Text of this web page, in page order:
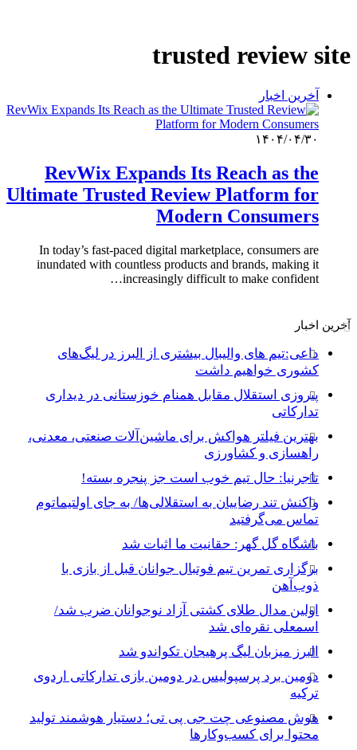
trusted review site
آخرین اخبار
۱۴۰۴/۰۴/۳۰
RevWix Expands Its Reach as the
Ultimate Trusted Review Platform for
Modern Consumers
In today’s fast-paced digital marketplace, consumers are
inundated with countless products and brands, making it
increasingly difficult to make confident…
آخرین اخبار
داعی:تیم های والیبال بیشتری از البرز در لیگ‌های
کشوری خواهیم داشت
پیروزی استقلال مقابل همنام خوزستانی در دیداری
تدارکاتی
بهترین فیلتر هواکش برای ماشین‌آلات صنعتی، معدنی،
راهسازی و کشاورزی
تاجرنیا: حال تیم خوب است جز پنجره بسته!
واکنش تند رضاییان به استقلالی‌ها/ به جای اولتیماتوم
تماس می‌گرفتید
باشگاه گل گهر: حقانیت ما اثبات شد
برگزاری تمرین تیم فوتبال جوانان قبل از بازی با
ذوب‌آهن
اولین مدال طلای کشتی آزاد نوجوانان ضرب شد/
اسمعلی نقره‌ای شد
البرز میزبان لیگ پرهیجان تکواندو شد
دومین برد پرسپولیس در دومین بازی تدارکاتی اردوی
ترکیه
هوش مصنوعی چت جی پی تی؛ دستیار هوشمند تولید
محتوا برای کسب‌وکارها